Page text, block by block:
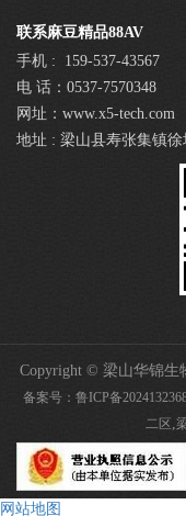
联系麻豆精品88AV
手机 : 159-537-43567
电 话：0537-7570348
网址：www.x5-tech.com
地址 : 梁山县寿张集镇徐
Copyright © 梁山华锦生
备案号：鲁ICP备
二区
网站地图